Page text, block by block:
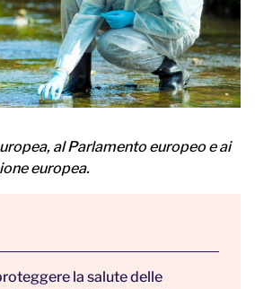
al Parlamento europeo e ai
europea.
la salute delle